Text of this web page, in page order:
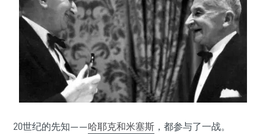
20世纪的先知——哈耶克和米塞斯 ，都参与了一战。